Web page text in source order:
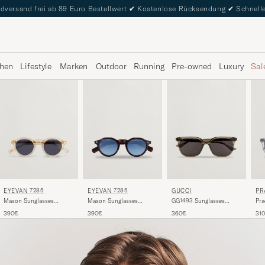
frei ab 89 Euro Bestellwert ✔ Kostenlose Rücksendung ✔
Lifestyle Marken Outdoor Running Pre-owned Luxury
EYEVAN 7285
Mason Sunglasses
390€
EYEVAN 7285
Mason Sunglasses
390€
GUCCI
GG1493 Sunglasses
360€